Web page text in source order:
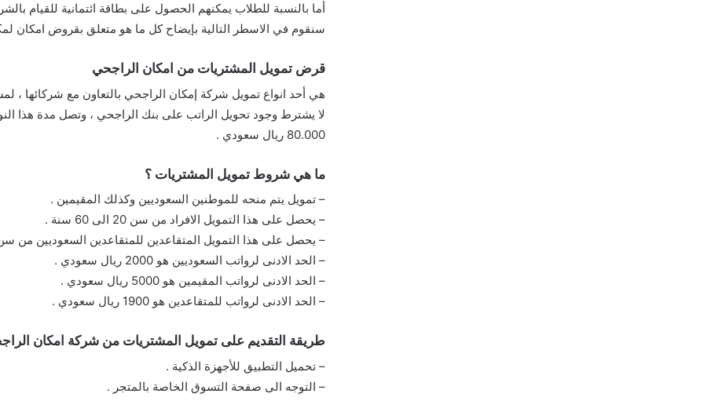
أما بالنسبة للطلاب يمكنهم الحصول على بطاقة ائتمانية للقيام
سنقوم في الاسطر التالية بإيضاح كل ما هو متعلق بقروض امكان
قرض تمويل المشتريات من امكان الراجحي
هي أحد انواع تمويل شركة إمكان الراجحي بالتعاون مع شركائها ،
لا يشترط وجود تحويل الراتب على بنك الراجحي ، وتصل مدة هذا
80.000 ريال سعودي .
ما هي شروط تمويل المشتريات ؟
– تمويل يتم منحه للموطنين السعوديين وكذلك المقيمين .
– يحصل على هذا التمويل الافراد من سن 20 الى 60 سنة .
– يحصل على هذا التمويل المتقاعدين للمتقاعدين السعوديين من سن 60 الى 70
– الحد الادنى لرواتب السعوديين هو 2000 ريال سعودي .
– الحد الادنى لرواتب المقيمين هو 5000 ريال سعودي .
– الحد الادنى لرواتب للمتقاعدين هو 1900 ريال سعودي .
طريقة التقديم على تمويل المشتريات من شركة امكان
– تحميل التطبيق للأجهزة الذكية .
– التوجه الى صفحة التسوق الخاصة بالمتجر .